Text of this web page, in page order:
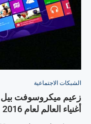
الشبكات الاجتماعية
زعيم ميكروسوفت
أغنياء العالم لعام 2016